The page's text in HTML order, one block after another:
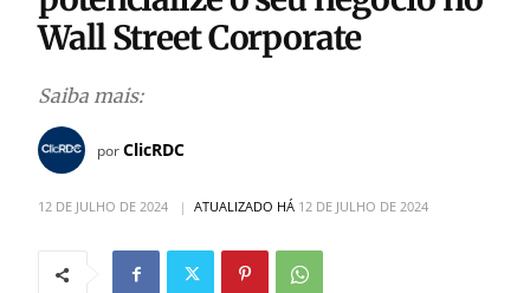
Wall Street Corporate
Saiba mais:
porClicRDC
12 DE JULHO DE 2024 ATUALIZADO HÁ 12 DE JULHO DE 2024